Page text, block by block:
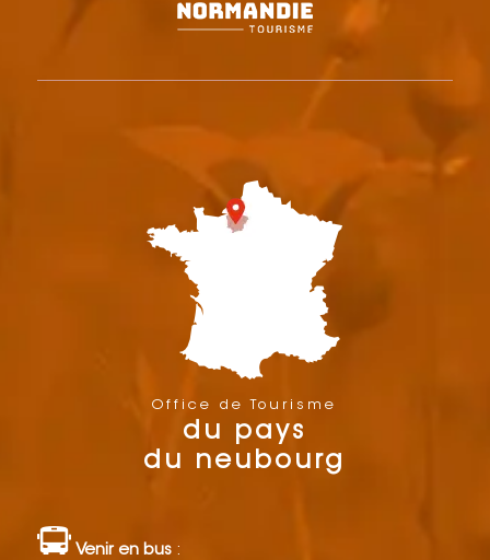
Office de Tourisme
du pays
du neubourg
Venir en bus: